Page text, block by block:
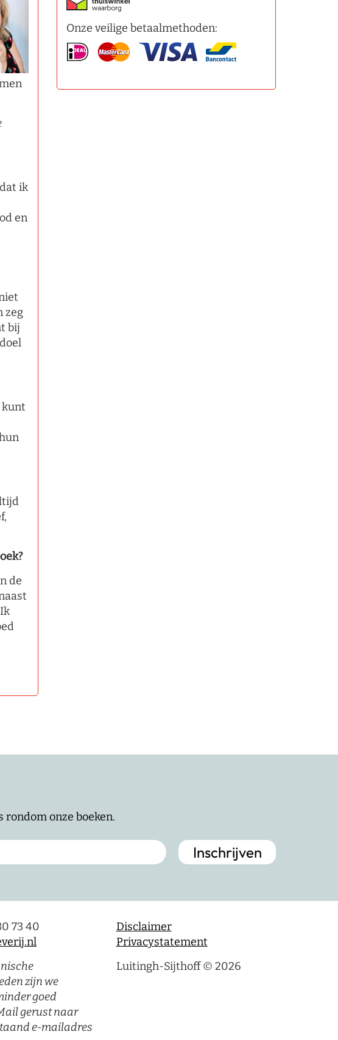
ik
en
zeg
bij
kunt
de
Onze veilige betaalmethoden:
onze boeken.
73 40
zijn we
goed
gerust naar
e-mailadres
Disclaimer
Privacystatement
Luitingh-Sijthoff © 2026